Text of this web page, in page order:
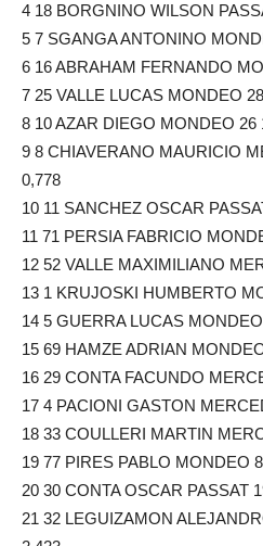
4 18 BORGNINO WILSON
5 7 SGANGA ANTONINO
6 16 ABRAHAM FERNANDO
7 25 VALLE LUCAS MONDEO
8 10 AZAR DIEGO MONDEO 26
9 8 CHIAVERANO MAURICIO
0,778
10 11 SANCHEZ OSCAR
11 71 PERSIA FABRICIO
12 52 VALLE MAXIMILIANO
13 1 KRUJOSKI HUMBERTO
14 5 GUERRA LUCAS
15 69 HAMZE ADRIAN
16 29 CONTA FACUNDO
17 4 PACIONI GASTON
18 33 COULLERI MARTIN
19 77 PIRES PABLO MONDEO
20 30 CONTA OSCAR PASSAT
21 32 LEGUIZAMON